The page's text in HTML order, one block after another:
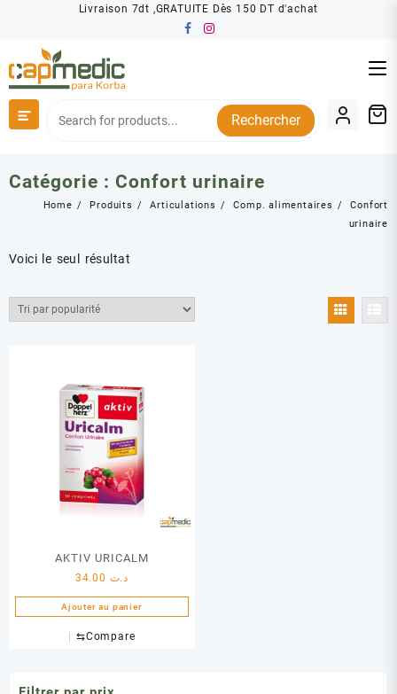
Livraison 7dt ,GRATUITE Dès 150 DT d'achat
Rechercher
Catégorie : Confort urinaire
Home Produits Articulations Comp. alimentaires
Confort
urinaire
Voici le seul résultat
AKTIV URICALM
د.ت
Ajouter au panier
⇆Compare